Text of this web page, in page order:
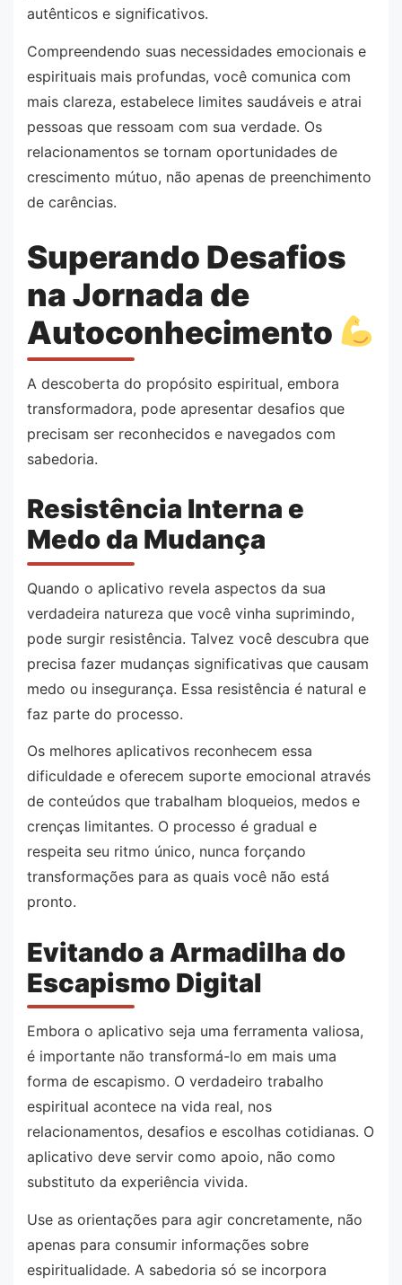
autênticos e significativos.
Compreendendo suas necessidades emocionais e
espirituais mais profundas, você comunica com
mais clareza, estabelece limites saudáveis e atrai
pessoas que ressoam com sua verdade. Os
relacionamentos se tornam oportunidades de
crescimento mútuo, não apenas de preenchimento
de carências.
Superando Desafios
na Jornada de
Autoconhecimento
A descoberta do propósito espiritual, embora
transformadora, pode apresentar desafios que
precisam ser reconhecidos e navegados com
sabedoria.
Resistência Interna e
Medo da Mudança
Quando o aplicativo revela aspectos da sua
verdadeira natureza que você vinha suprimindo,
pode surgir resistência. Talvez você descubra que
precisa fazer mudanças significativas que causam
medo ou insegurança. Essa resistência é natural e
faz parte do processo.
Os melhores aplicativos reconhecem essa
dificuldade e oferecem suporte emocional através
de conteúdos que trabalham bloqueios, medos e
crenças limitantes. O processo é gradual e
respeita seu ritmo único, nunca forçando
transformações para as quais você não está
pronto.
Evitando a Armadilha do
Escapismo Digital
Embora o aplicativo seja uma ferramenta valiosa,
é importante não transformá-lo em mais uma
forma de escapismo. O verdadeiro trabalho
espiritual acontece na vida real, nos
relacionamentos, desafios e escolhas cotidianas. O
aplicativo deve servir como apoio, não como
substituto da experiência vivida.
Use as orientações para agir concretamente, não
apenas para consumir informações sobre
espiritualidade. A sabedoria só se incorpora